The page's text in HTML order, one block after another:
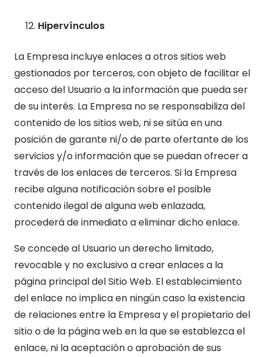
Hipervínculos
La Empresa incluye enlaces a otros sitios web
gestionados por terceros, con objeto de facilitar el
acceso del Usuario a la información que pueda ser
de su interés. La Empresa no se responsabiliza del
contenido de los sitios web, ni se sitúa en una
posición de garante ni/o de parte ofertante de los
servicios y/o información que se puedan ofrecer a
través de los enlaces de terceros. Si la Empresa
recibe alguna notificación sobre el posible
contenido ilegal de alguna web enlazada,
procederá de inmediato a eliminar dicho enlace.
Se concede al Usuario un derecho limitado,
revocable y no exclusivo a crear enlaces a la
página principal del Sitio Web. El establecimiento
del enlace no implica en ningún caso la existencia
de relaciones entre la Empresa y el propietario del
sitio o de la página web en la que se establezca el
enlace, ni la aceptación o aprobación de sus